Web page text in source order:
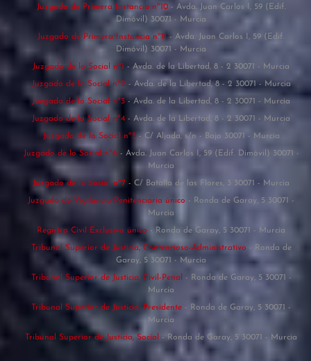
Juzgado de Primera Instancia nº10 - Avda. Juan Carlos I, 59 (Edif.
Dimóvil) 30071 - Murcia
Juzgado de Primera Instancia nº11 - Avda. Juan Carlos I, 59 (Edif.
Dimóvil) 30071 - Murcia
Juzgado de lo Social nº1 - Avda. de la Libertad, 8 - 2 30071 - Murcia
Juzgado de lo Social nº2 - Avda. de la Libertad, 8 - 2 30071 - Murcia
Juzgado de lo Social nº3 - Avda. de la Libertad, 8 - 2 30071 - Murcia
Juzgado de lo Social nº4 - Avda. de la Libertad, 8 - 2 30071 - Murcia
Juzgado de lo Social nº5- C/ Aljada, s/n - Bajo 30071 - Murcia
Juzgado de lo Social nº6 - Avda. Juan Carlos I, 59 (Edif. Dimóvil) 30071 -
Murcia
Juzgado de lo Social nº7 - C/ Batalla de las Flores, 3 30071 - Murcia
Juzgado de Vigilancia Penitenciaria único - Ronda de Garay, 5 30071 -
Murcia
Registro Civil Exclusivo único - Ronda de Garay, 5 30071 - Murcia
Tribunal Superior de Justicia, Contencioso-Administrativo - Ronda de
Garay, 5 30071 - Murcia
Tribunal Superior de Justicia, Civil-Penal
- Ronda de Garay, 5 30071 -
Murcia
Tribunal Superior de Justicia, Presidente - Ronda de Garay, 5 30071 -
Murcia
Tribunal Superior de Justicia, Social - Ronda de Garay, 5 30071 - Murcia